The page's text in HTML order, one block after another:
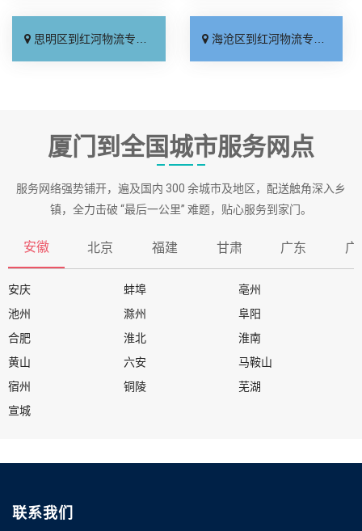
思明区到红河物流专线_多年经验「来电咨询」 海沧区到红河物流专线_全境派送「全程无虑」
厦门到全国城市服务网点
服务网络强势铺开，遍及国内 300 余城市及地区，配送触角深入乡
镇，全力击破 “最后一公里” 难题，贴心服务到家门。
安徽 北京 福建 甘肃 广东 广
安庆 蚌埠
亳州
池州
滁州
阜阳
合肥
淮北
淮南
黄山
六安
马鞍山
宿州
铜陵
芜湖
宣城
联系我们